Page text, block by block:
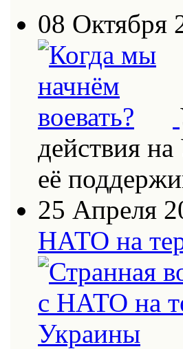
08 Октября
действия
её
25 Апреля
НАТО на